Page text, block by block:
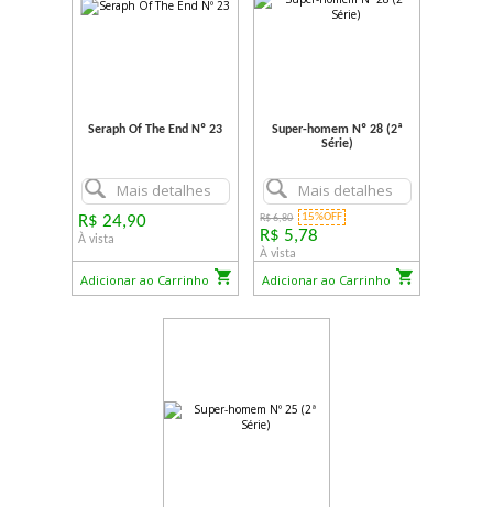
Seraph Of The End Nº 23
Mais detalhes
R$ 24,90
À vista
Adicionar ao Carrinho
Super-homem Nº 28 (2ª
Série)
Mais detalhes
R$ 6,80 15%OFF
R$ 5,78
À vista
Adicionar ao Carrinho